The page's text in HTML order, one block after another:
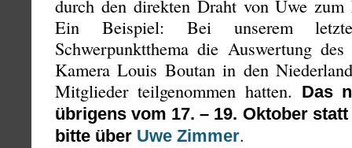
durch den direkten Draht von Uwe
Ein Beispiel: Bei unserem
Schwerpunktthema die Auswertung des
Kamera Louis Boutan in den
Mitglieder teilgenommen hatten. Das
übrigens vom 17. – 19. Oktober
bitte über Uwe Zimmer.